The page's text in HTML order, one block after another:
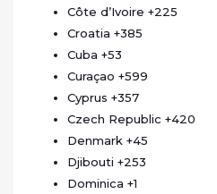
Côte d’Ivoire +225
Croatia +385
Cuba +53
Curaçao +599
Cyprus +357
Czech Republic +420
Denmark +45
Djibouti +253
Dominica +1